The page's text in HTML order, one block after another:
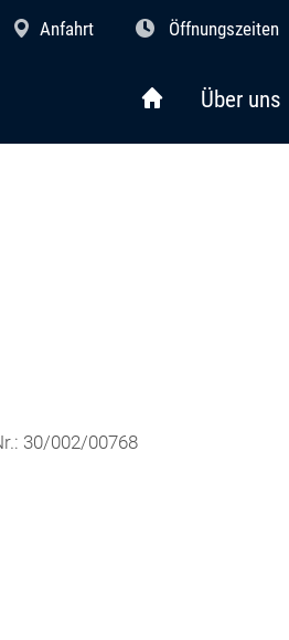
Anfahrt Öffnungszeiten
Über uns
30/002/00768